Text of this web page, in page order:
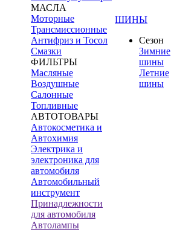
МАСЛА
Моторные
Трансмиссионные
Антифриз и Тосол
Смазки
ФИЛЬТРЫ
Масляные
Воздушные
Салонные
Топливные
АВТОТОВАРЫ
Автокосметика и
Автохимия
Электрика и
электроника для
автомобиля
Автомобильный
инструмент
Принадлежности
для автомобиля
Автолампы
ШИНЫ
Сезон
Зимние
шины
Летние
шины